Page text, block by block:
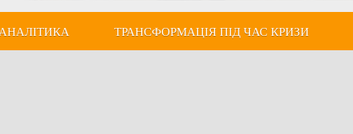
АНАЛІТИКА ТРАНСФОРМАЦІЯ ПІД ЧАС КРИЗИ